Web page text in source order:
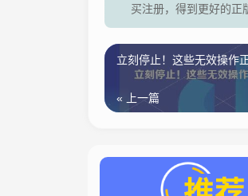
买注册，得到更好的正
立刻停止！这些无效操作
« 上一篇